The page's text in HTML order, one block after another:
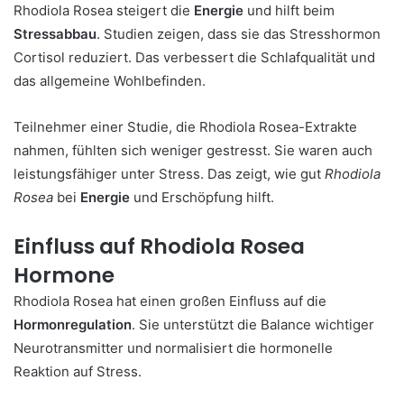
Rhodiola Rosea steigert die Energie und hilft beim
Stressabbau. Studien zeigen, dass sie das Stresshormon
Cortisol reduziert. Das verbessert die Schlafqualität und
das allgemeine Wohlbefinden.
Teilnehmer einer Studie, die Rhodiola Rosea-Extrakte
nahmen, fühlten sich weniger gestresst. Sie waren auch
leistungsfähiger unter Stress. Das zeigt, wie gut Rhodiola
Rosea bei Energie und Erschöpfung hilft.
Einfluss auf Rhodiola Rosea
Hormone
Rhodiola Rosea hat einen großen Einfluss auf die
Hormonregulation. Sie unterstützt die Balance wichtiger
Neurotransmitter und normalisiert die hormonelle
Reaktion auf Stress.